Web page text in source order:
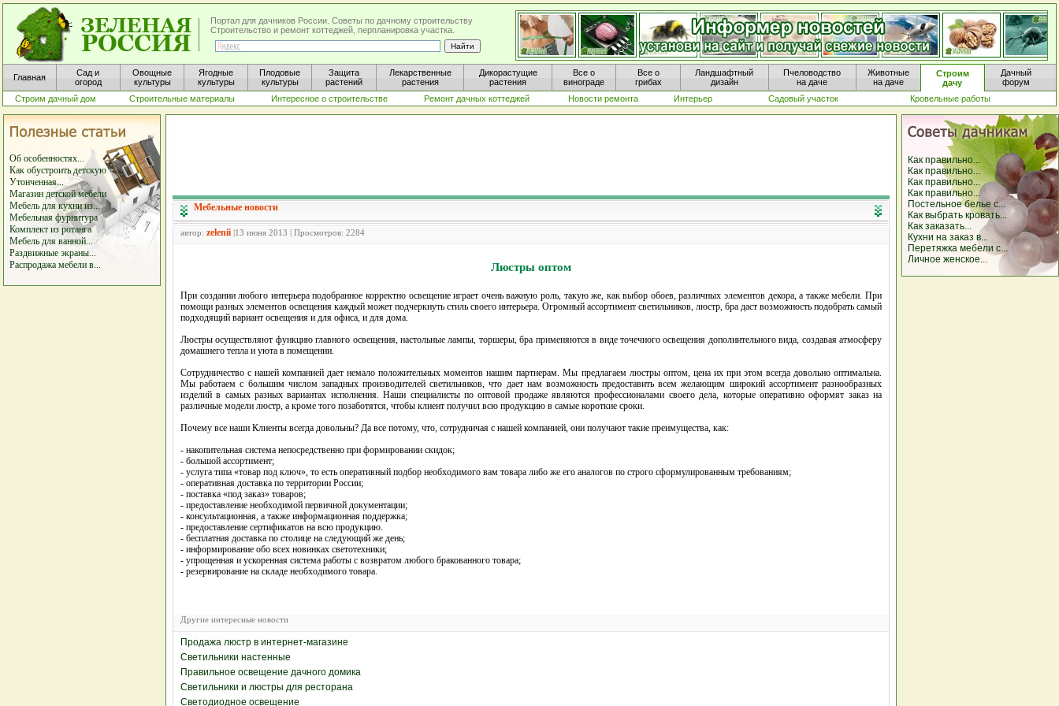
Портал для дачников России. Советы по дачному строительству
Строительство и ремонт коттеджей, перпланировка участка.
Главная
Сад и
огород
Овощные
культуры
Ягодные
культуры
Плодовые
культуры
Защита
растений
Лекарственные
растения
Дикорастущие
растения
Все о
винограде
Все о
грибах
Ландшафтный
дизайн
Пчеловодство
на даче
Животные
на даче
Строим
дачу
Дачный
форум
Строим дачный дом
Строительные материалы Интересное о строительстве Ремонт дачных коттеджей Новости ремонта Интерьер Садовый участок Кровельные работы
Об особенностях...
Как обустроить детскую
Утонченная...
Магазин детской мебели
Мебель для кухни из...
Мебельная фурнитура
Комплект из ротанга
Мебель для ванной...
Раздвижные экраны...
Распродажа мебели в...
Как правильно...
Как правильно...
Как правильно...
Как правильно...
Постельное белье с...
Как выбрать кровать...
Как заказать...
Кухни на заказ в...
Перетяжка мебели с...
Личное женское...
Мебельные новости
автор: zelenii |13 июня 2013 | Просмотров: 2284
Люстры оптом
При создании любого интерьера подобранное корректно освещение играет очень важную роль, такую же, как выбор обоев, различных элементов декора, а также мебели. При
помощи разных элементов освещения каждый может подчеркнуть стиль своего интерьера. Огромный ассортимент светильников, люстр, бра даст возможность подобрать самый
подходящий вариант освещения и для офиса, и для дома.
Люстры осуществляют функцию главного освещения, настольные лампы, торшеры, бра применяются в виде точечного освещения дополнительного вида, создавая атмосферу
домашнего тепла и уюта в помещении.
Сотрудничество с нашей компанией дает немало положительных моментов нашим партнерам. Мы предлагаем люстры оптом, цена их при этом всегда довольно оптимальна.
Мы работаем с большим числом западных производителей светильников, что дает нам возможность предоставить всем желающим широкий ассортимент разнообразных
изделий в самых разных вариантах исполнения. Наши специалисты по оптовой продаже являются профессионалами своего дела, которые оперативно оформят заказ на
различные модели люстр, а кроме того позаботятся, чтобы клиент получил всю продукцию в самые короткие сроки.
Почему все наши Клиенты всегда довольны? Да все потому, что, сотрудничая с нашей компанией, они получают такие преимущества, как:
- накопительная система непосредственно при формировании скидок;
- большой ассортимент;
- услуга типа «товар под ключ», то есть оперативный подбор необходимого вам товара либо же его аналогов по строго сформулированным требованиям;
- оперативная доставка по территории России;
- поставка «под заказ» товаров;
- предоставление необходимой первичной документации;
- консультационная, а также информационная поддержка;
- предоставление сертификатов на всю продукцию.
- бесплатная доставка по столице на следующий же день;
- информирование обо всех новинках светотехники;
- упрощенная и ускоренная система работы с возвратом любого бракованного товара;
- резервирование на складе необходимого товара.
Другие интересные новости
Продажа люстр в интернет-магазине
Светильники настенные
Правильное освещение дачного домика
Светильники и люстры для ресторана
Светодиодное освещение